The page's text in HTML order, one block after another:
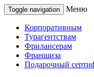
Toggle navigation Меню
Корпоративным
Турагентствам
Фрилансерам
Франшиза
Подарочный